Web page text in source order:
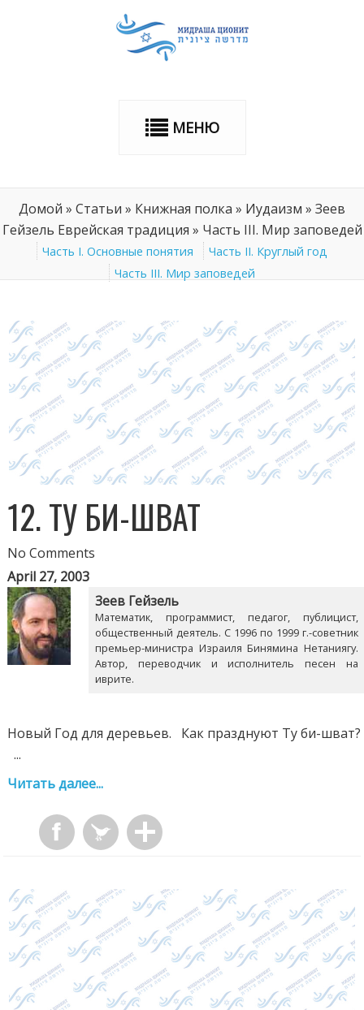
МЕНЮ
Домой » Статьи » Книжная полка » Иудаизм » Зеев
Гейзель Еврейская традиция » Часть III. Мир заповедей
Часть I. Основные понятия
Часть II. Круглый год
Часть III. Мир заповедей
12. ТУ БИ-ШВАТ
No Comments
April 27, 2003
Зеев Гейзель
Математик, программист, педагог, публицист,
общественный деятель. С 1996 по 1999 г.-советник
премьер-министра Израиля Бинямина Нетаниягу.
Автор, переводчик и исполнитель песен на
иврите.
Новый Год для деревьев. Как празднуют Ту би-шват?
...
Читать далее...